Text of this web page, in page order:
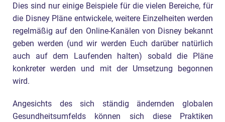
Dies sind nur einige Beispiele für die vielen Bereiche, für
die Disney Pläne entwickele, weitere Einzelheiten werden
regelmäßig auf den Online-Kanälen von Disney bekannt
geben werden (und wir werden Euch darüber natürlich
auch auf dem Laufenden halten) sobald die Pläne
konkreter werden und mit der Umsetzung begonnen
wird.
Angesichts des sich ständig ändernden globalen
Gesundheitsumfelds können sich diese Praktiken